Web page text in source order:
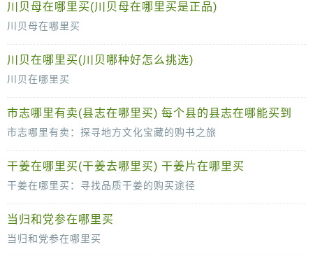
川贝母在哪里买(川贝母在哪里买是正品)
川贝母在哪里买
川贝在哪里买(川贝哪种好怎么挑选)
川贝在哪里买
市志哪里有卖(县志在哪里买) 每个县的县志在哪能买到
市志哪里有卖：探寻地方文化宝藏的购书之旅
干姜在哪里买(干姜去哪里买) 干姜片在哪里买
干姜在哪里买：寻找品质干姜的购买途径
当归和党参在哪里买
当归和党参在哪里买